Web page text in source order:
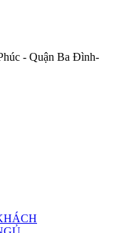
- Quận Ba Đình-